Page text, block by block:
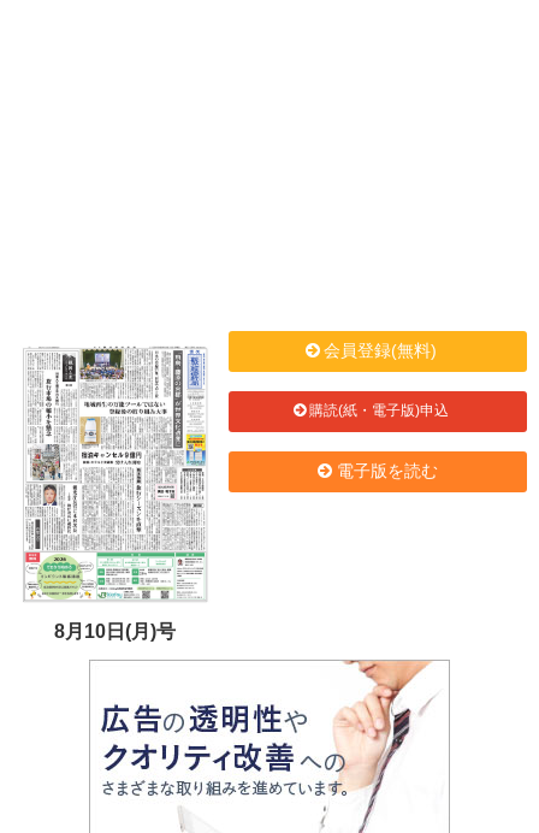
8月10日(月)号
会員登録(無料)
購読(紙・電子版)申込
電子版を読む